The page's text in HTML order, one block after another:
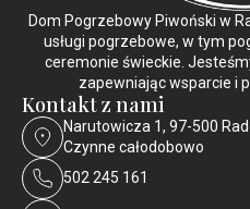
Dom Pogrzebowy Piwoński w
usługi pogrzebowe, w tym
ceremonie świeckie.
zapewniając wsparcie i
Kontakt z nami
Narutowicza 1, 97-500
Czynne całodobowo
502 245 161